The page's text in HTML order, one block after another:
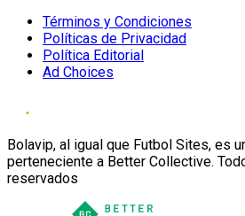
Términos y Condiciones
Políticas de Privacidad
Política Editorial
Ad Choices
Bolavip, al igual que Futbol Sites, es
perteneciente a Better Collective.
reservados